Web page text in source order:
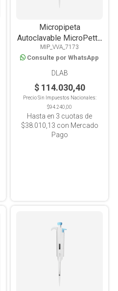
Micropipeta
Autoclavable MicroPette
Plus Volumen Variable
0.5-10ul
MIP_VVA_7173
Consulte por WhatsApp
DLAB
$ 114.030,40
Precio Sin Impuestos Nacionales:
$94.240,00
Hasta en 3 cuotas de
$38.010,13 con Mercado
Pago